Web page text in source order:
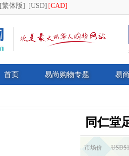
[繁体版] [USD] [CAD]
首页 易尚购物专题 易
同仁堂
市场价